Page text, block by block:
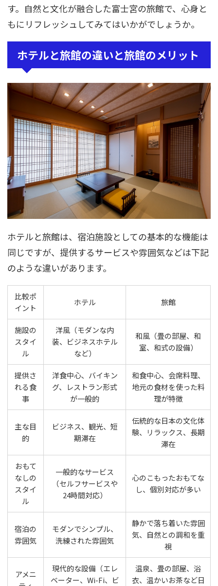
す。自然と文化が融合した富士宮の旅館で、心身と
もにリフレッシュしてみてはいかがでしょうか。
ホテルと旅館の違いと旅館のメリット
ホテルと旅館は、宿泊施設としての基本的な機能は
同じですが、提供するサービスや雰囲気などは下記
のような違いがあります。
比較ポ
イント
ホテル 旅館
施設の
スタイ
ル
洋風（モダンな内
装、ビジネスホテル
など）
和風（畳の部屋、和
室、和式の設備）
提供さ
れる食
事
洋食中心、バイキン
グ、レストラン形式
が一般的
和食中心、会席料理、
地元の食材を使った料
理が特徴
主な目
的
ビジネス、観光、短
期滞在
伝統的な日本の文化体
験、リラックス、長期
滞在
おもて
なしの
スタイ
ル
一般的なサービス
（セルフサービスや
24時間対応）
心のこもったおもてな
し、個別対応が多い
宿泊の
雰囲気
モダンでシンプル、
洗練された雰囲気
静かで落ち着いた雰囲
気、自然との調和を重
視
アメニ
現代的な設備（エレ
ベーター、Wi-Fi、ビ
温泉、畳の部屋、浴
衣、温かいお茶など日